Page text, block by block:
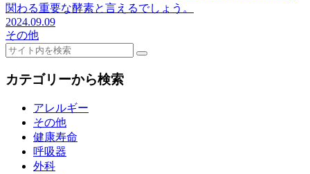
関わる重要な酵素と言えるでしょう。
2024.09.09
その他
カテゴリーから検索
アレルギー
その他
健康寿命
呼吸器
外科